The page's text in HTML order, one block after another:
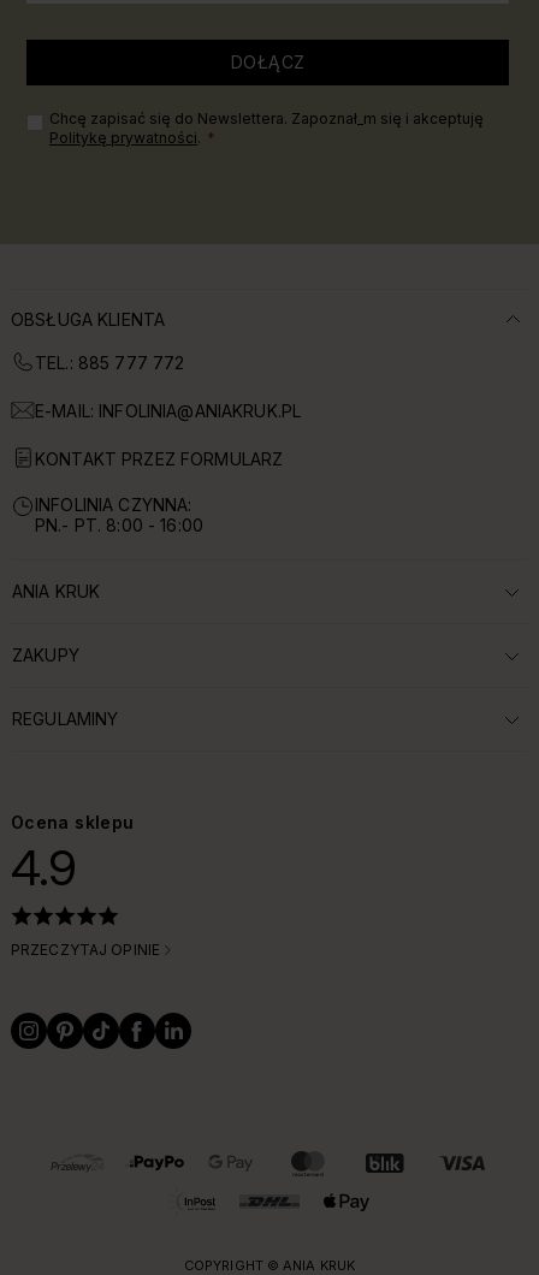
DOŁĄCZ
Chcę zapisać się do Newslettera. Zapoznał_m się i akceptuję
Politykę prywatności.
OBSŁUGA KLIENTA
TEL.: 885 777 772
E-MAIL: INFOLINIA@ANIAKRUK.PL
KONTAKT PRZEZ FORMULARZ
INFOLINIA CZYNNA:
PN.- PT. 8:00 - 16:00
ROZWIŃ SEKCJĘ:
ANIA KRUK
ROZWIŃ SEKCJĘ:
ZAKUPY
ROZWIŃ SEKCJĘ:
REGULAMINY
Ocena sklepu
4.9
PRZECZYTAJ OPINIE
OBSŁUGIWANE FORMY PŁATNOŚCI I DOSTAWY
COPYRIGHT © ANIA KRUK